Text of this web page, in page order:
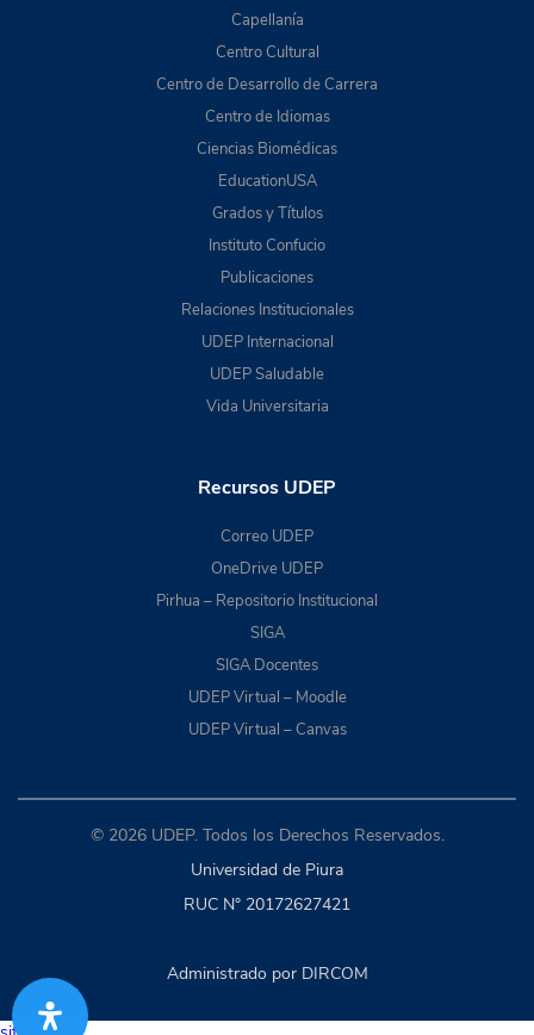
Capellanía
Centro Cultural
Centro de Desarrollo de Carrera
Centro de Idiomas
Ciencias Biomédicas
EducationUSA
Grados y Títulos
Instituto Confucio
Publicaciones
Relaciones Institucionales
UDEP Internacional
UDEP Saludable
Vida Universitaria
Recursos UDEP
Correo UDEP
OneDrive UDEP
Pirhua – Repositorio Institucional
SIGA
SIGA Docentes
UDEP Virtual – Moodle
UDEP Virtual – Canvas
© 2026 UDEP. Todos los Derechos Reservados.
Universidad de Piura
RUC N° 20172627421
Administrado por DIRCOM